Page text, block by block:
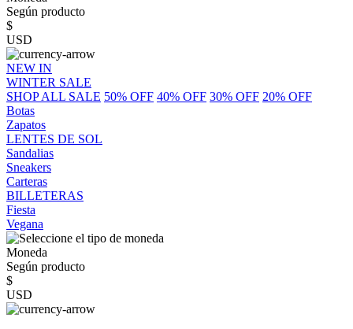
Según producto
$
USD
NEW IN
WINTER SALE
SHOP ALL SALE 50% OFF 40% OFF 30% OFF 20% OFF
Botas
Zapatos
LENTES DE SOL
Sandalias
Sneakers
Carteras
BILLETERAS
Fiesta
Vegana
Moneda
Según producto
$
USD